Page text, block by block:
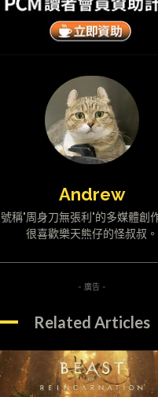
Andrew
號稱"周身刀無張利"的多媒體創
很喜歡樂天熊仔的怪叔叔。
- 廣告 -
Related Articles